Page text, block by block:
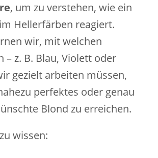
, um zu verstehen, wie ein
Hellerfärben reagiert.
wir, mit welchen
– z. B. Blau, Violett oder
gezielt arbeiten müssen,
perfektes oder genau
Blond zu erreichen.
wissen: